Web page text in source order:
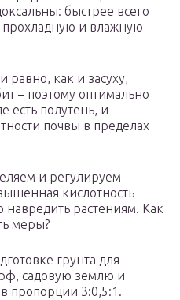
быстрее всего
прохладную и влажную
равно, как и засуху,
– поэтому оптимально
есть полутень, и
почвы в пределах
и регулируем
кислотность
навредить растениям. Как
меры?
грунта для
садовую землю и
пропорции 3:0,5:1.